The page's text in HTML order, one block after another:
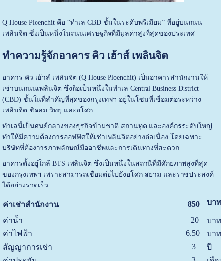
Q House Ploenchit คือ “ทำเล CBD ชั้นในระดับพรีเมียม” ที่อยู่บนถนน
เพลินจิต ซึ่งเป็นหนึ่งในถนนเศรษฐกิจที่มีมูลค่าสูงที่สุดของประเทศ
ทำความรู้จักอาคาร คิว เฮ้าส์ เพลินจิต
อาคาร คิว เฮ้าส์ เพลินจิต (Q House Ploenchit) เป็นอาคารสำนักงานให้
เช่าบนถนนเพลินจิต ซึ่งถือเป็นหนึ่งในทำเล Central Business District
(CBD) ชั้นในที่สำคัญที่สุดของกรุงเทพฯ อยู่ในโซนที่เชื่อมต่อระหว่าง
เพลินจิต ชิดลม วิทยุ และอโศก
ทำเลนี้เป็นศูนย์กลางของธุรกิจข้ามชาติ สถานทูต และองค์กรระดับใหญ่
ทำให้มีความต้องการออฟฟิศให้เช่าเพลินจิตอย่างต่อเนื่อง โดยเฉพาะ
บริษัทที่ต้องการภาพลักษณ์มืออาชีพและการเดินทางที่สะดวก
อาคารตั้งอยู่ใกล้ BTS เพลินจิต ซึ่งเป็นหนึ่งในสถานีที่มีศักยภาพสูงที่สุด
ของกรุงเทพฯ เพราะสามารถเชื่อมต่อไปยังอโศก สยาม และราชประสงค์
ได้อย่างรวดเร็ว
ค่าเช่าสำนักงาน 850 บา
ค่าน้ำ 20
บา
ค่าไฟฟ้า
6.50
บา
สัญญาการเช่า
3
ปี